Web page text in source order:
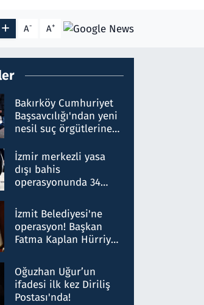
A- A+
Bakırköy Cumhuriyet
Başsavcılığı'ndan yeni
nesil suç örgütlerine
hakkında gözaltı kararı
İzmir merkezli yasa
dışı bahis
operasyonunda 34
Milyar liralık para
trafiği tespit edildi
İzmit Belediyesi'ne
operasyon! Başkan
Fatma Kaplan Hürriyet
Oğuzhan Uğur’un
ifadesi ilk kez Diriliş
Postası'nda!